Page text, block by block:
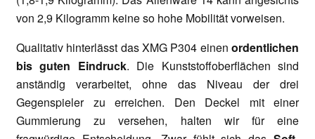
von 2,9 Kilogramm keine so hohe Mobilität vorweisen.
Qualitativ hinterlässt das XMG P304 einen ordentlichen
bis guten Eindruck. Die Kunststoffoberflächen sind
anständig verarbeitet, ohne das Niveau der drei
Gegenspieler zu erreichen. Den Deckel mit einer
Gummierung zu versehen, halten wir für eine